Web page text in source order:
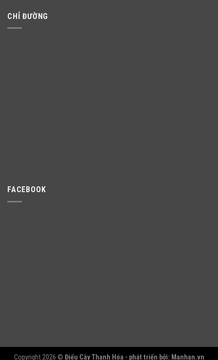
CHỈ ĐƯỜNG
FACEBOOK
Copyright 2026 © Điếu Cày Thanh Hóa - phát triển bởi: Manhan.vn